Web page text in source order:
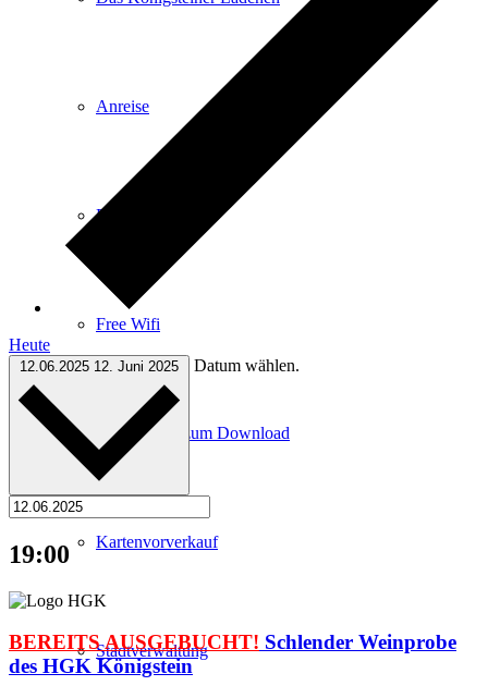
Anreise
E-Car-Sharing
Free Wifi
Infomaterial zum Download
Kartenvorverkauf
Stadtverwaltung
Heute
12.06.2025 12. Juni 2025 Datum wählen.
19:00
BEREITS AUSGEBUCHT! Schlender Weinprobe
des HGK Königstein